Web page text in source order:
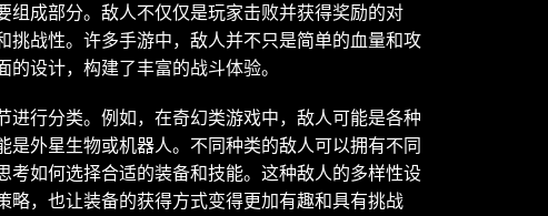
成部分。敌人不仅仅是玩家击败并获得奖励的对
战性。许多手游中，敌人并不只是简单的血量和攻
设计，构建了丰富的战斗体验。
行分类。例如，在奇幻类游戏中，敌人可能是各种
外星生物或机器人。不同种类的敌人可以拥有不同
如何选择合适的装备和技能。这种敌人的多样性设
，也让装备的获得方式变得更加有趣和具有挑战